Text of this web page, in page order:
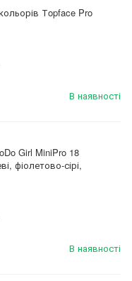
Тopface Pro
В наявності
Girl MiniPro 18
фіолетово-сірі,
В наявності